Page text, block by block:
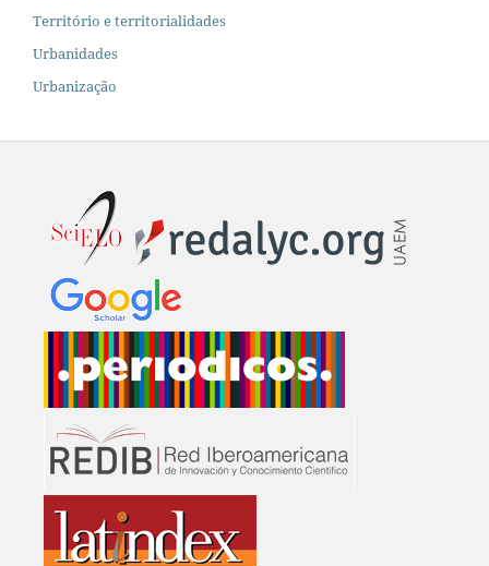
Território e territorialidades
Urbanidades
Urbanização